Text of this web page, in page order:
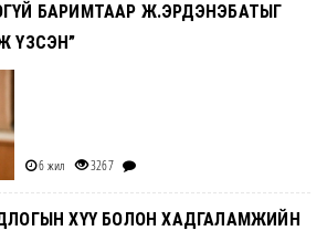
БАРИМТААР Ж.ЭРДЭНЭБАТЫГ
ҮЗСЭН”
6 жил 3267
ХҮҮ БОЛОН ХАДГАЛАМЖИЙН